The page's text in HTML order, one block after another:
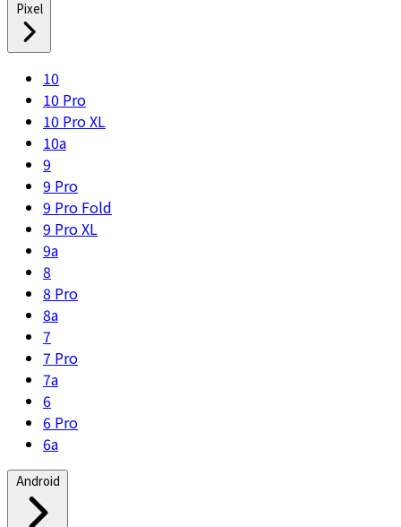
Pixel
10
10 Pro
10 Pro XL
10a
9
9 Pro
9 Pro Fold
9 Pro XL
9a
8
8 Pro
8a
7
7 Pro
7a
6
6 Pro
6a
Android